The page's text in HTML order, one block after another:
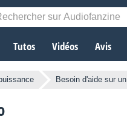
Tutos Vidéos Avis
Besoin d'aide sur